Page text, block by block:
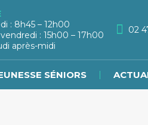
: 8h45 – 12h00
: 15h00 – 17h00
après-midi
02
SÉNIORS